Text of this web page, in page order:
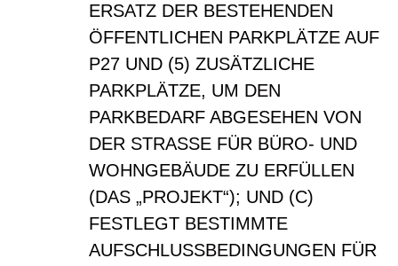
ERSATZ DER BESTEHENDEN
ÖFFENTLICHEN PARKPLÄTZE AUF
P27 UND (5) ZUSÄTZLICHE
PARKPLÄTZE, UM DEN
PARKBEDARF ABGESEHEN VON
DER STRASSE FÜR BÜRO- UND
WOHNGEBÄUDE ZU ERFÜLLEN
(DAS „PROJEKT“); UND (C)
FESTLEGT BESTIMMTE
AUFSCHLUSSBEDINGUNGEN FÜR